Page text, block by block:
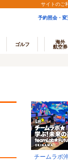
サイトのご
予約照会・
ゴルフ
海外
航空券
チームラボ